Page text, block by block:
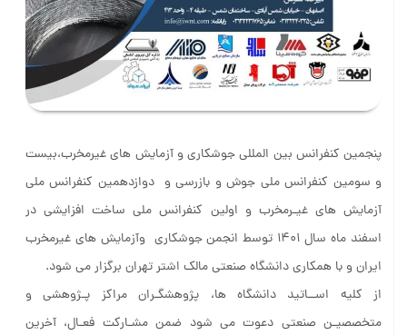
پنجمین کنفرانس بین المللی جوشکاری و آزمایش های غیرمخرب،بیست
و سومين كنفرانس ملي جوش و بازرسي و دوازدهمين كنفرانس ملي
آزمايش هاي غيـرمخرب و اولین کنفرانس ملی ساخت افزایشی در
اسفند ماه سال 1401 توسط انجمن جوشکاري وآزمايش هاي غيرمخرب
ايران و با همکاري دانشگاه صنعتی مالک اشتر تهران برگزار مي شود.
از کليه اســاتید دانشگاه ها، پژوهشگـران مراکز پـژوهشي و
متخصصيـن صنعتي دعوت مي شود ضمن مشـارکت فعـال، آخرين